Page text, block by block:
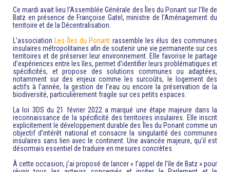
Ce mardi avait lieu l’Assemblée Générale des Îles du Ponant sur l’ Ile de
Batz en présence de Françoise Gatel , ministre de l’Aménagement du
territoire et de la Décentralisation.
L’association Les Îles du Ponant rassemble les élus des communes
insulaires métropolitaines afin de soutenir une vie permanente sur ces
territoires et de préserver leur environnement. Elle favorise le partage
d’expériences entre les îles, permet d’identifier leurs problématiques et
spécificités, et propose des solutions communes ou adaptées,
notamment sur des enjeux comme les surcoûts, le logement des
actifs à l’année, la gestion de l’eau ou encore la préservation de la
biodiversité, particulièrement fragile sur ces petits espaces.
La loi 3DS du 21 février 2022 a marqué une étape majeure dans la
reconnaissance de la spécificité des territoires insulaires. Elle inscrit
explicitement le développement durable des Îles du Ponant comme un
objectif d’intérêt national et consacre la singularité des communes
insulaires sans lien avec le continent. Une avancée majeure, qu’il est
désormais essentiel de traduire en mesures concrètes.
À cette occasion, j’ai proposé de lancer « l’appel de l’île de Batz » pour